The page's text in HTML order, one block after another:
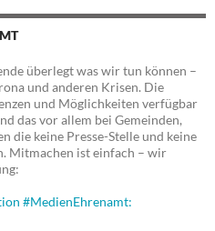
überlegt was wir tun können –
und anderen Krisen. Die
und Möglichkeiten verfügbar
das vor allem bei Gemeinden,
die keine Presse-Stelle und keine
Mitmachen ist einfach – wir
#MedienEhrenamt: